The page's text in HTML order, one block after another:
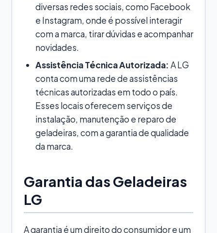
diversas redes sociais, como Facebook
e Instagram, onde é possível interagir
com a marca, tirar dúvidas e acompanhar
novidades.
Assistência Técnica Autorizada: A LG
conta com uma rede de assistências
técnicas autorizadas em todo o país.
Esses locais oferecem serviços de
instalação, manutenção e reparo de
geladeiras, com a garantia de qualidade
da marca.
Garantia das Geladeiras
LG
A garantia é um direito do consumidor e um